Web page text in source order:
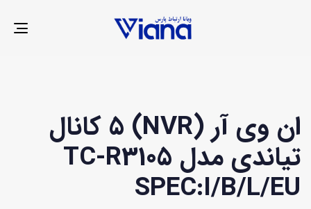
ان وی آر (NVR) 5 کانال
تیاندی مدل TC-R3105
SPEC:I/B/L/EU